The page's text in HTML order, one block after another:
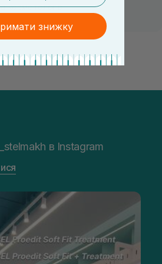
косметологів
в Instagram
знижку